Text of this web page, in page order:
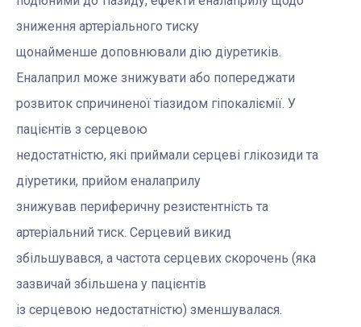
зниження артеріального тиску
щонайменше доповнювали дію діуретиків.
Еналаприл може знижувати або попереджати
розвиток спричиненої тіазидом гіпокаліємії. У
пацієнтів з серцевою
недостатністю, які приймали серцеві глікозиди та
діуретики, прийом еналаприлу
знижував периферичну резистентність та
артеріальний тиск. Серцевий викид
збільшувався, а частота серцевих скорочень (яка
зазвичай збільшена у пацієнтів
із серцевою недостатністю) зменшувалася.